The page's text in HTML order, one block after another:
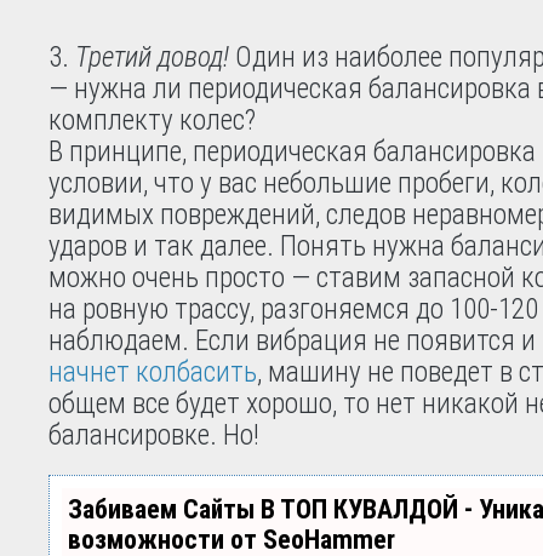
Третий довод! Один из наиболее
— нужна ли периодическая балансировка
комплекту колес?
В принципе, периодическая
условии, что у вас небольшие пробеги,
видимых повреждений, следов
ударов и так далее. Понять нужна
можно очень просто — ставим запасной
на ровную трассу, разгоняемся до 100-
наблюдаем. Если вибрация не появится и
начнет колбасить, машину не поведет в
общем все будет хорошо, то нет никакой
балансировке. Но!
Забиваем Сайты В ТОП КУВАЛДОЙ -
возможности от SeoHammer